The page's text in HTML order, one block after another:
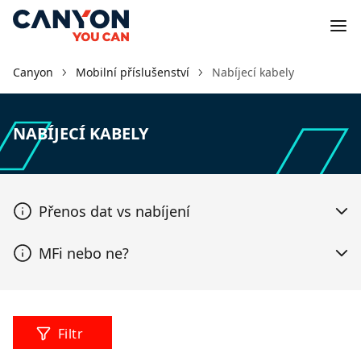
Canyon Mobilní příslušenství Nabíjecí kabely
NABÍJECÍ KABELY
Přenos dat vs nabíjení
MFi nebo ne?
Filtr